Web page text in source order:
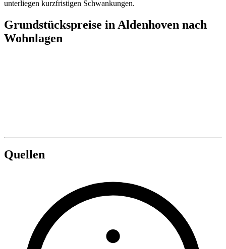
unterliegen kurzfristigen Schwankungen.
Grundstückspreise in Aldenhoven nach
Wohnlagen
Quellen